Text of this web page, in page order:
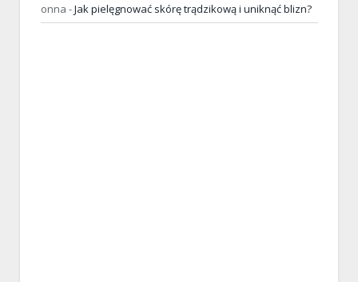
onna -Jak pielęgnować skórę trądzikową i uniknąć blizn?